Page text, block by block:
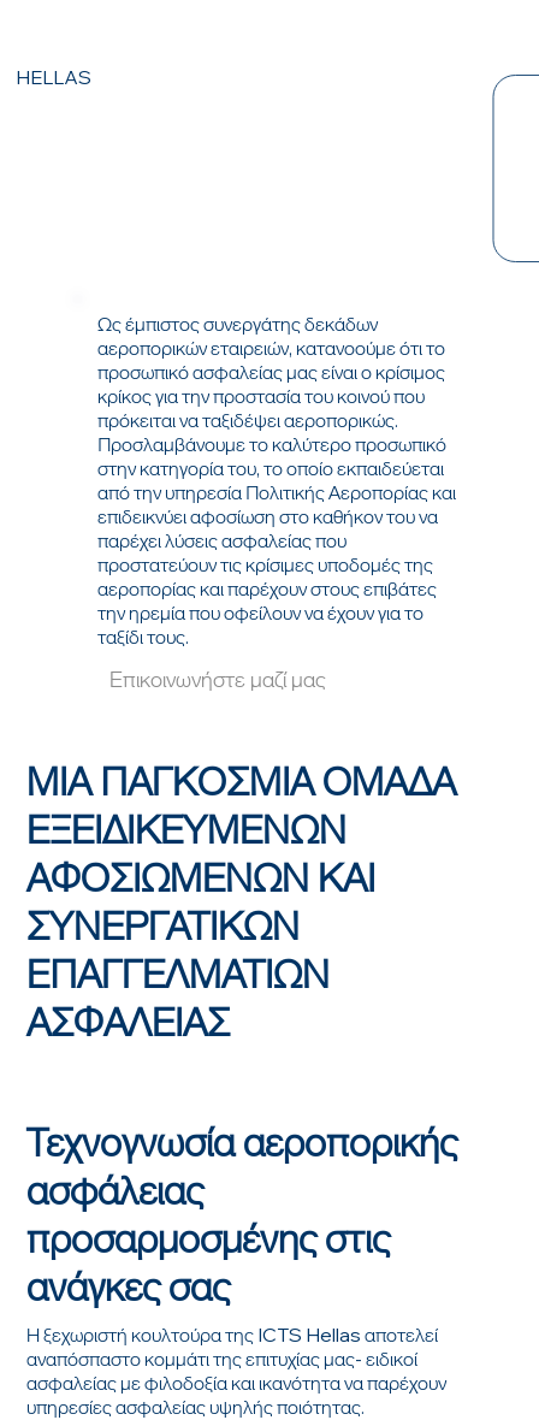
HELLAS
Ως έμπιστος συνεργάτης δεκάδων
αεροπορικών εταιρειών, κατανοούμε ότι το
προσωπικό ασφαλείας μας είναι ο κρίσιμος
κρίκος για την προστασία του κοινού που
πρόκειται να ταξιδέψει αεροπορικώς.
Προσλαμβάνουμε το καλύτερο προσωπικό
στην κατηγορία του, το οποίο εκπαιδεύεται
από την υπηρεσία Πολιτικής Αεροπορίας και
επιδεικνύει αφοσίωση στο καθήκον του να
παρέχει λύσεις ασφαλείας που
προστατεύουν τις κρίσιμες υποδομές της
αεροπορίας και παρέχουν στους επιβάτες
την ηρεμία που οφείλουν να έχουν για το
ταξίδι τους.
Επικοινωνήστε μαζί μας
ΜΙΑ ΠΑΓΚΟΣΜΙΑ ΟΜΑΔΑ
ΕΞΕΙΔΙΚΕΥΜΕΝΩΝ
ΑΦΟΣΙΩΜΕΝΩΝ ΚΑΙ
ΣΥΝΕΡΓΑΤΙΚΩΝ
ΕΠΑΓΓΕΛΜΑΤΙΩΝ
ΑΣΦΑΛΕΙΑΣ
Τεχνογνωσία αεροπορικής
ασφάλειας
προσαρμοσμένης στις
ανάγκες σας
Η ξεχωριστή κουλτούρα της ICTS Hellas αποτελεί
αναπόσπαστο κομμάτι της επιτυχίας μας- ειδικοί
ασφαλείας με φιλοδοξία και ικανότητα να παρέχουν
υπηρεσίες ασφαλείας υψηλής ποιότητας.